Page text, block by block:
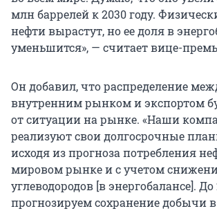
млн баррелей к 2030 году.
нефти вырастут, но ее доля в
уменьшится», — считает вице-
Он добавил, что распределение
внутренним рынком и экспортом
от ситуации на рынке. «Наши
реализуют свои долгосрочные
исходя из прогноза потребления
мировом рынке и с учетом
углеводородов [в энергобалансе].
прогнозируем сохранение добычи